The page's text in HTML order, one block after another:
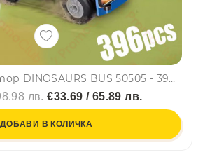
Лего конструктор DINOSAURS BUS 50505 - 396 части, GUDI, 6+
лв.€33.69 / 65.89 лв.
ДОБАВИ В КОЛИЧКА